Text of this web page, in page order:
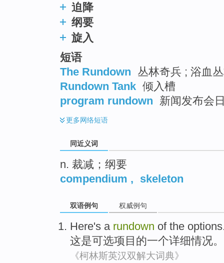
迫降
纲要
旋入
短语
The Rundown 丛林奇兵 ; 浴血
Rundown Tank 倾入槽
program rundown 新闻发布会
更多网络短语
同近义词
n. 裁减；纲要
compendium , skeleton
双语例句 权威例句
Here's a rundown of the options
这是可选项目的一个详细情况。
《柯林斯英汉双解大词典》